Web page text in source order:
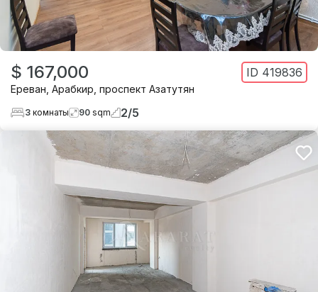
$ 167,000 ID 419836
Ереван Арабкир проспект Азатутян
3 комнаты 90 sqm 2/5